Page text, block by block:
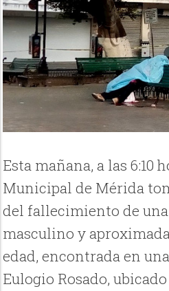
Esta mañana, a las 6:10
Municipal de Mérida
del fallecimiento de una
masculino y
edad, encontrada en
Eulogio Rosado,